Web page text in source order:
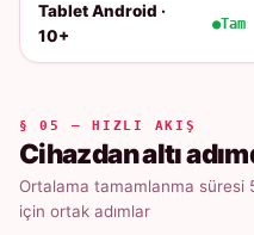
Tablet Android ·
10+
Tam
§ 05 — HIZLI AKIŞ
Cihazdan altı
Ortalama tamamlanma süresi
için ortak adımlar